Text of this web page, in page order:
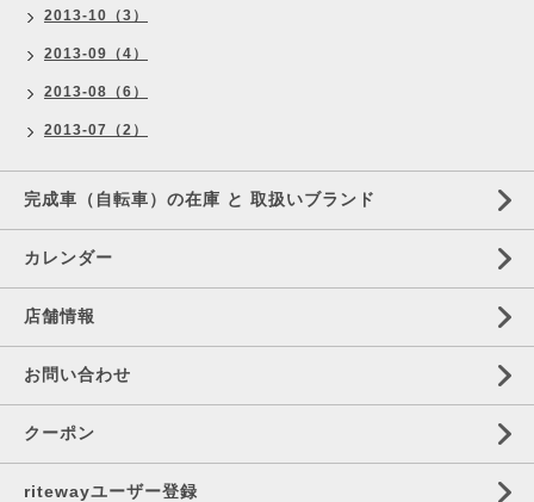
2013-10（3）
2013-09（4）
2013-08（6）
2013-07（2）
完成車（自転車）の在庫 と 取扱いブランド
カレンダー
店舗情報
お問い合わせ
クーポン
ritewayユーザー登録